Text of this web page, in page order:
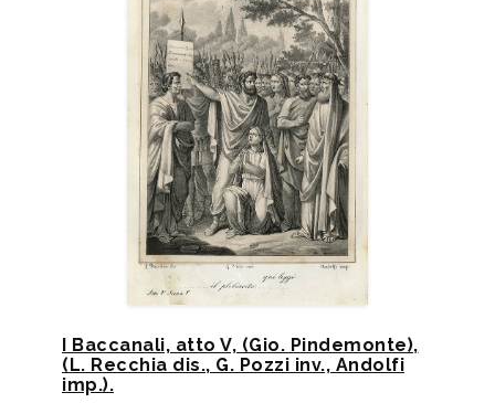
I Baccanali, atto V, (Gio. Pindemonte),
(L. Recchia dis., G. Pozzi inv., Andolfi
imp.).